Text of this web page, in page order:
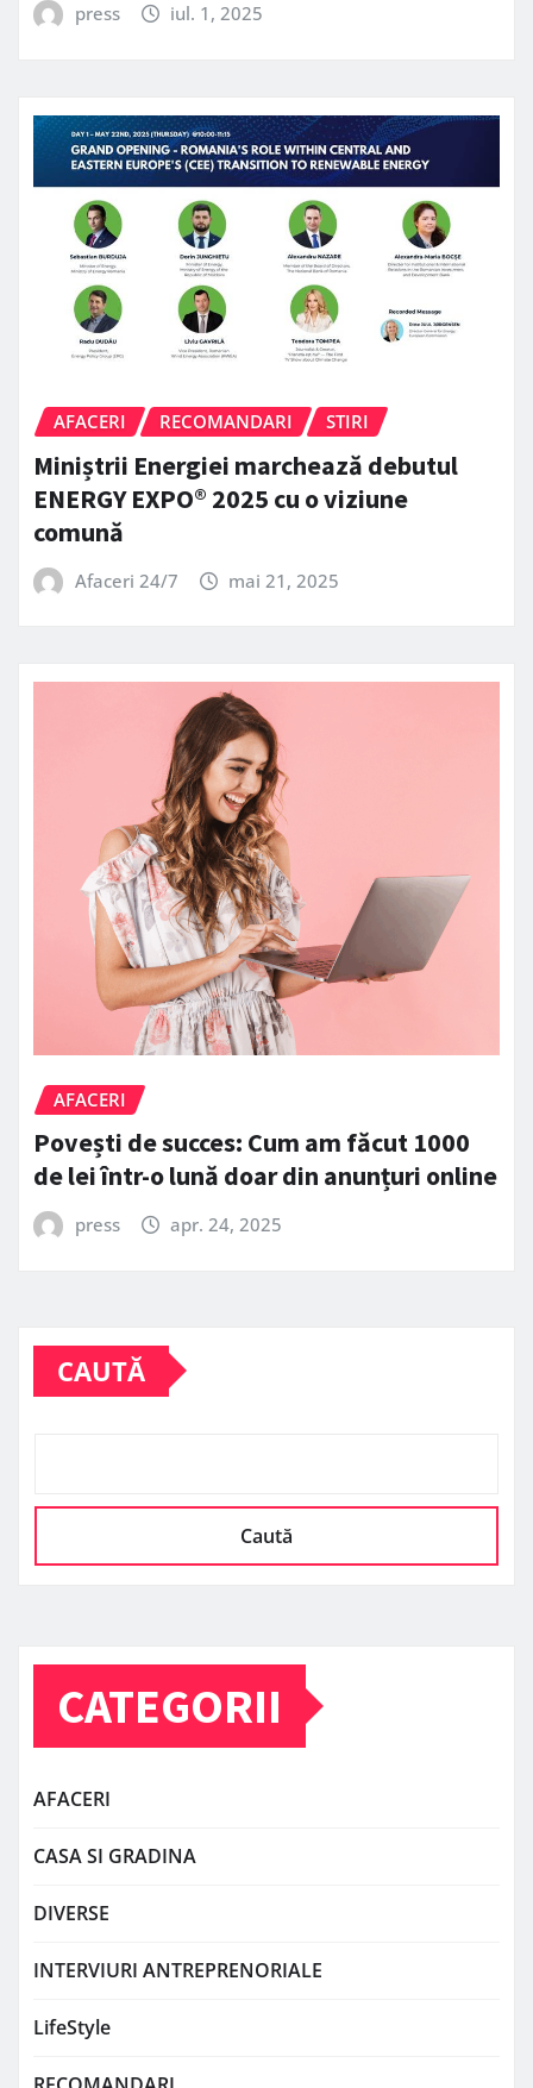
press iul. 1, 2025
AFACERI RECOMANDARI STIRI
Miniștrii Energiei marchează debutul
ENERGY EXPO® 2025 cu o viziune
comună
Afaceri 24/7 mai 21, 2025
AFACERI
Povești de succes: Cum am făcut 1000
de lei într-o lună doar din anunțuri online
press apr. 24, 2025
CAUTĂ
Caută
CATEGORII
AFACERI
CASA SI GRADINA
DIVERSE
INTERVIURI ANTREPRENORIALE
LifeStyle